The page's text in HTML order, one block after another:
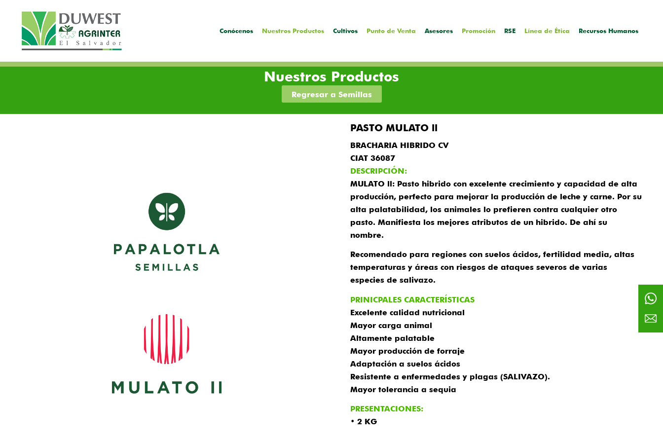
Conócenos Nuestros Productos Cultivos Punto de Venta Asesores Promoción RSE Línea de Ética Recursos Humanos
Nuestros Productos
Regresar a Semillas
PASTO MULATO ll
BRACHARIA HIBRIDO CV
CIAT 36087
DESCRIPCIÓN:
MULATO ll: Pasto hibrido con excelente crecimiento y capacidad de alta
producción, perfecto para mejorar la producción de leche y carne. Por su
alta palatabilidad, los animales lo prefieren contra cualquier otro
pasto. Manifiesta los mejores atributos de un hibrido. De ahí su
nombre.
Recomendado para regiones con suelos ácidos, fertilidad media, altas
temperaturas y áreas con riesgos de ataques severos de varias
especies de salivazo.
PRINICPALES CARACTERÍSTICAS
Excelente calidad nutricional
Mayor carga animal
Altamente palatable
Mayor producción de forraje
Adaptación a suelos ácidos
Resistente a enfermedades y plagas (SALIVAZO).
Mayor tolerancia a sequia
PRESENTACIONES:
• 2 KG